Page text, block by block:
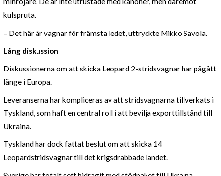
kulspruta.
– Det här är vagnar för främsta ledet, uttryckte Mikko Savola.
Lång diskussion
Diskussionerna om att skicka Leopard 2-stridsvagnar har pågått
länge i Europa.
Leveranserna har kompliceras av att stridsvagnarna tillverkats i
Tyskland, som haft en central roll i att bevilja exporttillstånd till
Ukraina.
Tyskland har dock fattat beslut om att skicka 14
Leopardstridsvagnar till det krigsdrabbade landet.